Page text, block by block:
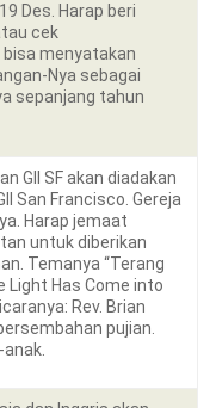
Des. Harap beri
cek
menyatakan
Nya sebagai
sepanjang tahun
GII SF akan diadakan
San Francisco. Gereja
Harap jemaat
untuk diberikan
Temanya “Terang
Light Has Come into
Rev. Brian
pujian.